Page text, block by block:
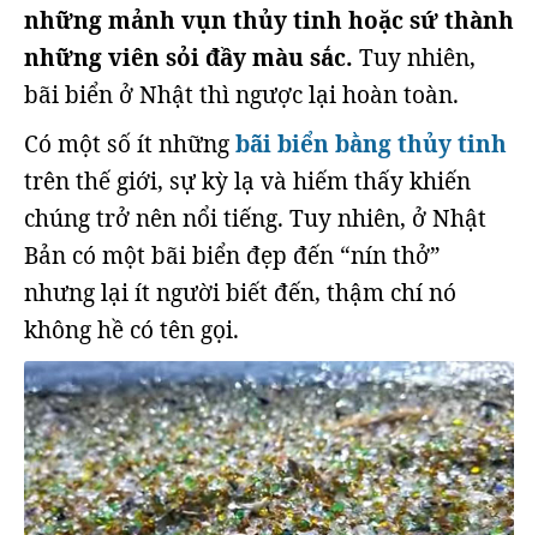
những mảnh vụn thủy tinh hoặc sứ thành
những viên sỏi đầy màu sắc. Tuy nhiên,
bãi biển ở Nhật thì ngược lại hoàn toàn.
Có một số ít nhữngbãi biển bằng thủy tinh
trên thế giới, sự kỳ lạ và hiếm thấy khiến
chúng trở nên nổi tiếng. Tuy nhiên, ở Nhật
Bản có một bãi biển đẹp đến “nín thở”
nhưng lại ít người biết đến, thậm chí nó
không hề có tên gọi.